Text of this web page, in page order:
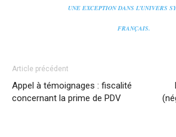
UNE EXCEPTION DANS L’UNIVERS
FRANÇAIS.
Article précédent
Appel à témoignages : fiscalité
concernant la prime de PDV